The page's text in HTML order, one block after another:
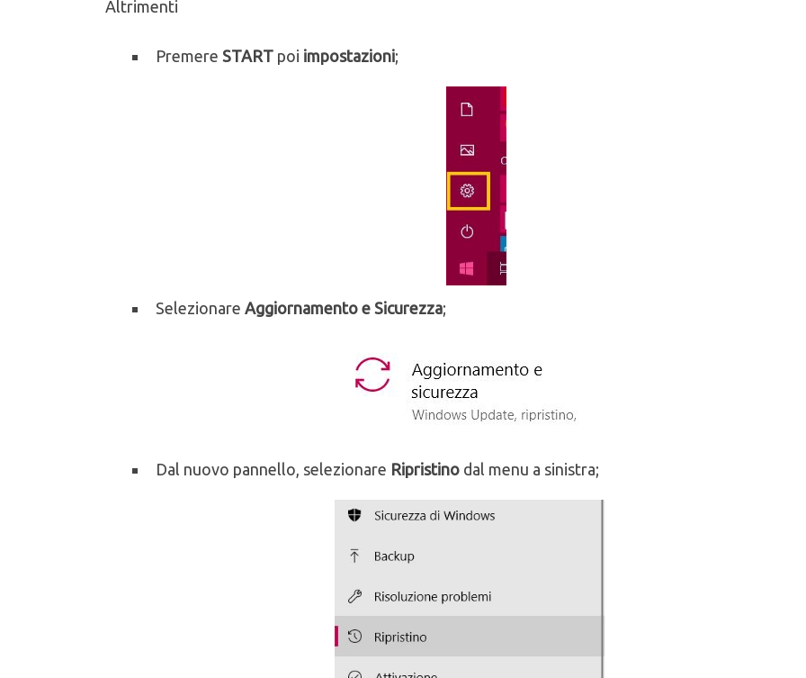
Altrimenti
Premere START poi impostazioni;
Selezionare Aggiornamento e Sicurezza;
Dal nuovo pannello, selezionare Ripristino dal menu a sinistra;